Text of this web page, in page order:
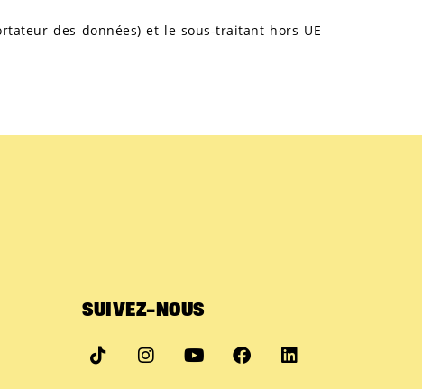
des données) et le sous-traitant hors UE
SUIVEZ-NOUS